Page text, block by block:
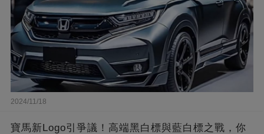
2024/11/18
寶馬新Logo引爭議！高端黑白標與藍白標之戰，你